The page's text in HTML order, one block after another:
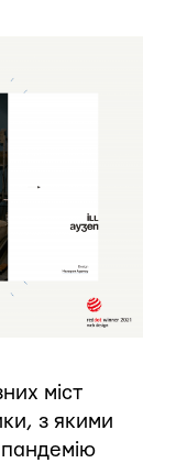
міст
з якими
пандемію